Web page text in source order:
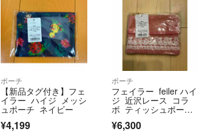
ポーチ
【新品タグ付き】フェ
イラー ハイジ メッシ
ュポーチ ネイビー
¥4,199
ポーチ
フェイラー feiler ハイ
ジ 近沢レース コラ
ボ ティッシュポー
チ ピンク
¥6,300